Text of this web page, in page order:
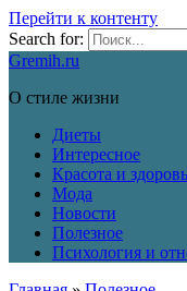
Перейти к контенту
Search for:
Gremih.ru
О стиле жизни
Диеты
Интересное
Красота и
Мода
Новости
Полезное
Психология и